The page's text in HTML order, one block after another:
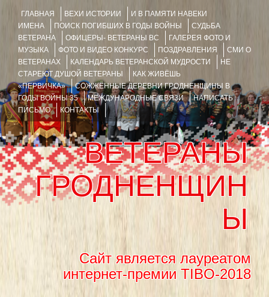
ГЛАВНАЯ ВЕХИ ИСТОРИИ
И В ПАМЯТИ НАВЕКИ
ИМЕНА
ПОИСК ПОГИБШИХ В ГОДЫ ВОЙНЫ
СУДЬБА
ВЕТЕРАНА
ОФИЦЕРЫ- ВЕТЕРАНЫ ВС
ГАЛЕРЕЯ ФОТО И
МУЗЫКА
ФОТО И ВИДЕО КОНКУРС ПОЗДРАВЛЕНИЯ
СМИ О
ВЕТЕРАНАХ
КАЛЕНДАРЬ ВЕТЕРАНСКОЙ МУДРОСТИ
НЕ
СТАРЕЮТ ДУШОЙ ВЕТЕРАНЫ
КАК ЖИВЁШЬ
«ПЕРВИЧКА»
СОЖЖЁННЫЕ ДЕРЕВНИ ГРОДНЕНЩИНЫ В
ГОДЫ ВОЙНЫ 35
МЕЖДУНАРОДНЫЕ СВЯЗИ
НАПИСАТЬ
ПИСЬМО
КОНТАКТЫ
ВЕТЕРАНЫ
ГРОДНЕНЩИН
Ы
Сайт является лауреатом
интернет-премии TIBO-2018